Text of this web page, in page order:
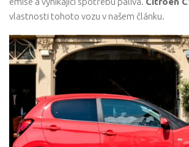
vlastnosti tohoto vozu v našem článku.